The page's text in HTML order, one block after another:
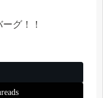
グ！！